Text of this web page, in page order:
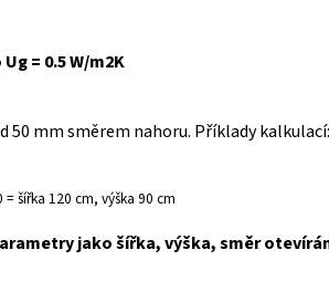
= 0.5 W/m2K
mm směrem nahoru. Příklady kalkulací:
šířka 120 cm, výška 90 cm
jako šířka, výška, směr